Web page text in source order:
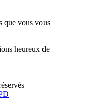
que vous vous
heureux de